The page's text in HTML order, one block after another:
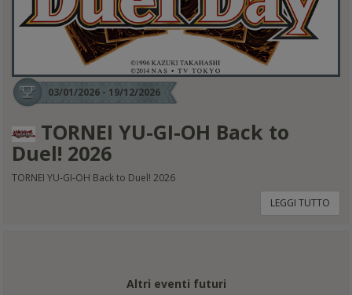
03/01/2026 - 19/12/2026
TORNEI YU-GI-OH Back to
Duel! 2026
TORNEI YU-GI-OH Back to Duel! 2026
LEGGI TUTTO
Altri eventi futuri